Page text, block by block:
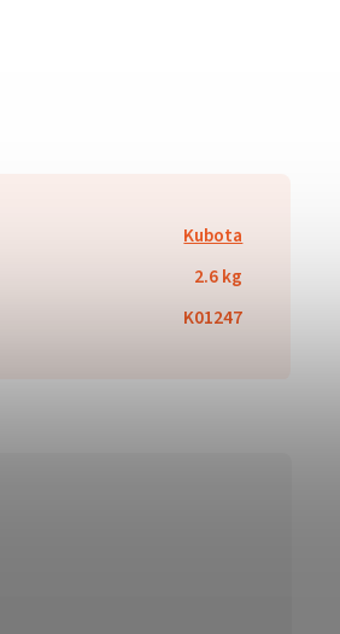
Kubota
2.6 kg
K01247